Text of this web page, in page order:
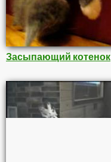
Засыпающий котенок